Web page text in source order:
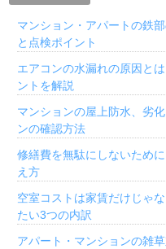
マンション・アパートの鉄
と点検ポイント
エアコンの水漏れの原因と
ントを解説
マンションの屋上防水、劣
ンの確認方法
修繕費を無駄にしないため
え方
空室コストは家賃だけじゃ
たい3つの内訳
アパート・マンションの雑